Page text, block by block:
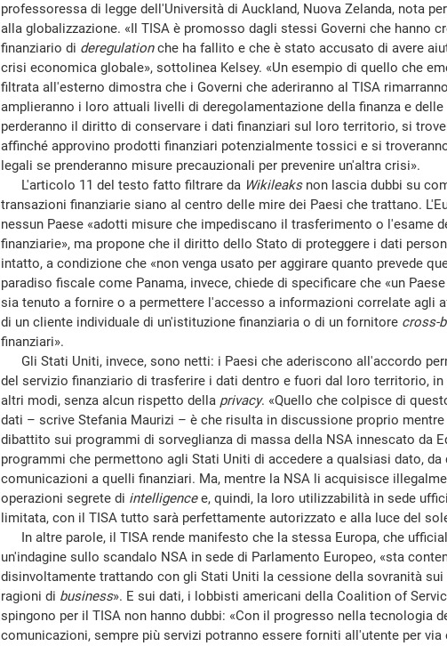
professoressa di legge dell'Università di Auckland, Nuova Zelanda, nota
alla globalizzazione. «Il TISA è promosso dagli stessi Governi che hanno
finanziario di deregulationche ha fallito e che è stato accusato di avere
crisi economica globale», sottolinea Kelsey. «Un esempio di quello che
filtrata all'esterno dimostra che i Governi che aderiranno al TISA
amplieranno i loro attuali livelli di deregolamentazione della finanza e
perderanno il diritto di conservare i dati finanziari sul loro territorio, si
affinché approvino prodotti finanziari potenzialmente tossici e si
legali se prenderanno misure precauzionali per prevenire un'altra crisi».
L'articolo 11 del testo fatto filtrare da Wikileaksnon lascia dubbi su
transazioni finanziarie siano al centro delle mire dei Paesi che trattano.
nessun Paese «adotti misure che impediscano il trasferimento o l'esame
finanziarie», ma propone che il diritto dello Stato di proteggere i dati
intatto, a condizione che «non venga usato per aggirare quanto prevede
paradiso fiscale come Panama, invece, chiede di specificare che «un
sia tenuto a fornire o a permettere l'accesso a informazioni correlate agli
di un cliente individuale di un'istituzione finanziaria o di un fornitore cross-
finanziari».
Gli Stati Uniti, invece, sono netti: i Paesi che aderiscono all'accordo
del servizio finanziario di trasferire i dati dentro e fuori dal loro territorio,
altri modi, senza alcun rispetto della privacy. «Quello che colpisce di
dati – scrive Stefania Maurizi – è che risulta in discussione proprio
dibattito sui programmi di sorveglianza di massa della NSA innescato da
programmi che permettono agli Stati Uniti di accedere a qualsiasi dato, da
comunicazioni a quelli finanziari. Ma, mentre la NSA li acquisisce
operazioni segrete di intelligencee, quindi, la loro utilizzabilità in sede
limitata, con il TISA tutto sarà perfettamente autorizzato e alla luce del
In altre parole, il TISA rende manifesto che la stessa Europa, che
un'indagine sullo scandalo NSA in sede di Parlamento Europeo, «sta
disinvoltamente trattando con gli Stati Uniti la cessione della sovranità
ragioni di business». E sui dati, i lobbisti americani della Coalition of
spingono per il TISA non hanno dubbi: «Con il progresso nella tecnologia
comunicazioni, sempre più servizi potranno essere forniti all'utente per